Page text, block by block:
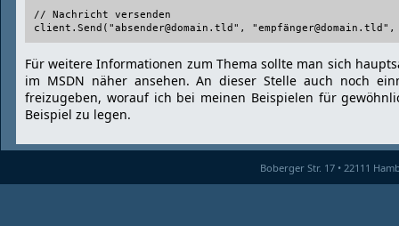
// Nachricht versenden
Für weitere Informationen zum Thema sollte man sich
im MSDN näher ansehen. An dieser Stelle auch noch
freizugeben, worauf ich bei meinen Beispielen für
Beispiel zu legen.
Boberger Str. 17 • 22111